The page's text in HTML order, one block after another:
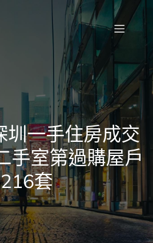
圳一手住房成交
手室第過購屋戶
套